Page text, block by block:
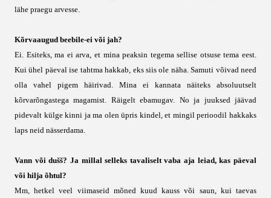
lähe praegu arvesse.
Kõrvaaugud beebile-ei või jah?
Ei. Esiteks, ma ei arva, et mina peaksin tegema sellise otsuse tema eest.
Kui ühel päeval ise tahtma hakkab, eks siis ole näha. Samuti võivad need
olla vahel pigem häirivad. Mina ei kannata näiteks absoluutselt
kõrvarõngastega magamist. Räigelt ebamugav. No ja juuksed jäävad
pidevalt külge kinni ja ma olen üpris kindel, et mingil perioodil hakkaks
laps neid nässerdama.
Vann või dušš? Ja millal selleks tavaliselt vaba aja leiad, kas päeval
või hilja õhtul?
Mm, hetkel veel viimaseid mõned kuud kauss või saun, kui taevas